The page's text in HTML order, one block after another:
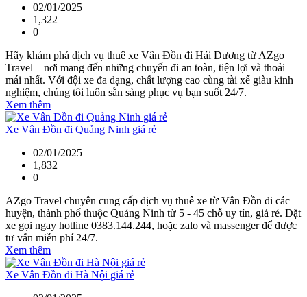
02/01/2025
1,322
0
Hãy khám phá dịch vụ thuê xe Vân Đồn đi Hải Dương từ AZgo
Travel – nơi mang đến những chuyến đi an toàn, tiện lợi và thoải
mái nhất. Với đội xe đa dạng, chất lượng cao cùng tài xế giàu kinh
nghiệm, chúng tôi luôn sẵn sàng phục vụ bạn suốt 24/7.
Xem thêm
Xe Vân Đồn đi Quảng Ninh giá rẻ
02/01/2025
1,832
0
AZgo Travel chuyên cung cấp dịch vụ thuê xe từ Vân Đồn đi các
huyện, thành phố thuộc Quảng Ninh từ 5 - 45 chỗ uy tín, giá rẻ. Đặt
xe gọi ngay hotline 0383.144.244, hoặc zalo và massenger để được
tư vấn miễn phí 24/7.
Xem thêm
Xe Vân Đồn đi Hà Nội giá rẻ